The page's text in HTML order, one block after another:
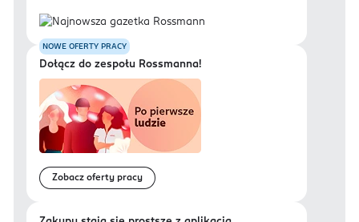
NOWE OFERTY PRACY
Dołącz do zespołu Rossmanna!
Zobacz oferty pracy